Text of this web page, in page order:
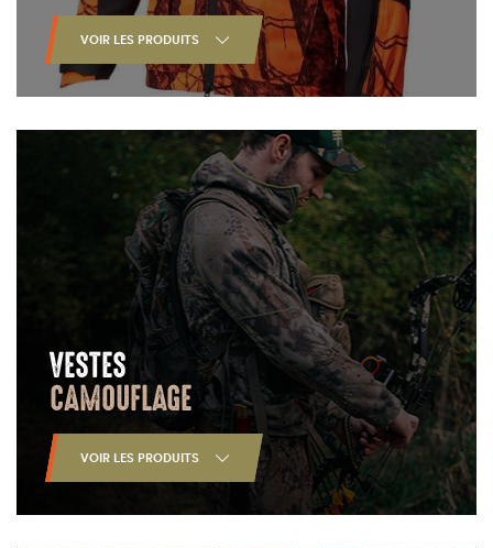
VOIR LES PRODUITS
VESTES
CAMOUFLAGE
VOIR LES PRODUITS